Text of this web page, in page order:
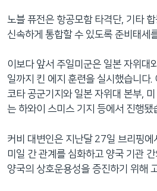
노블 퓨전은 항공모함 타격단, 기타
신속하게 통합할 수 있도록 준비태세
이보다 앞서 주일미군은 일본 자위대
일까지 킨 에지 훈련을 실시했습니다.
코타 공군기지와 일본 자위대 본부,
는 하와이 스미스 기지 등에서 진행됐
커비 대변인은 지난달 27일 브리핑에
미일 간 관계를 심화하고 양국 기관 간
양국의 상호운용성을 증진하기 위해